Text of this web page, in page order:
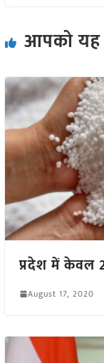
आपको
प्रदेश में केवल
August 17, 2020